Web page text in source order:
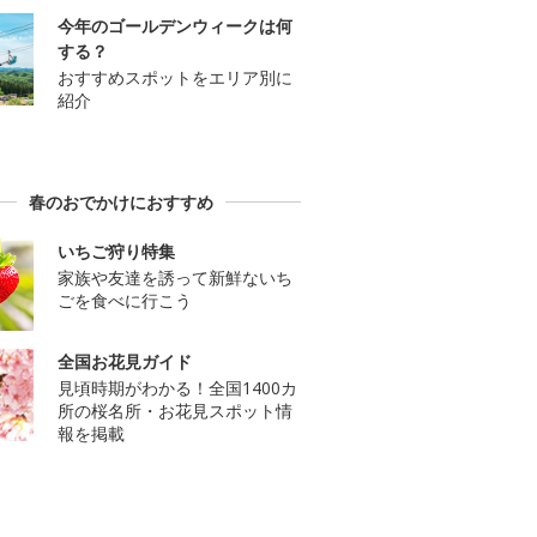
今年のゴールデンウィークは何
する？
おすすめスポットをエリア別に
紹介
春のおでかけにおすすめ
いちご狩り特集
家族や友達を誘って新鮮ないち
ごを食べに行こう
全国お花見ガイド
見頃時期がわかる！全国1400カ
所の桜名所・お花見スポット情
報を掲載